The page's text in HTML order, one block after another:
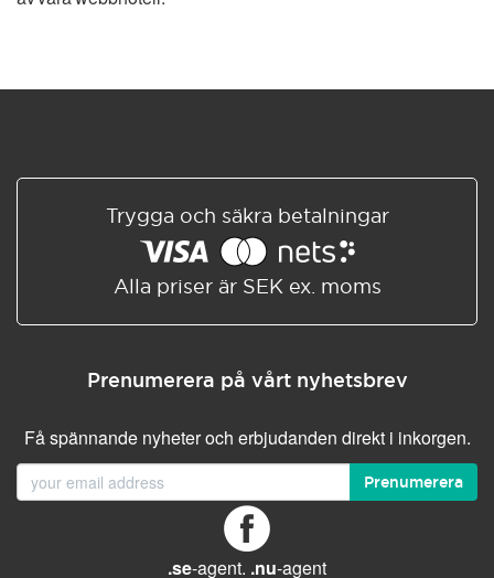
Trygga och säkra betalningar
Alla priser är SEK ex. moms
Prenumerera på vårt nyhetsbrev
Få spännande nyheter och erbjudanden direkt i inkorgen.
Prenumerera
.se-agent. .nu-agent